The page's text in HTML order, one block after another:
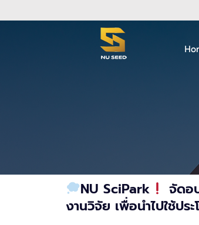
NU SciPark
จัดอ
งานวิจัย เพื่อนำไปใช้ปร